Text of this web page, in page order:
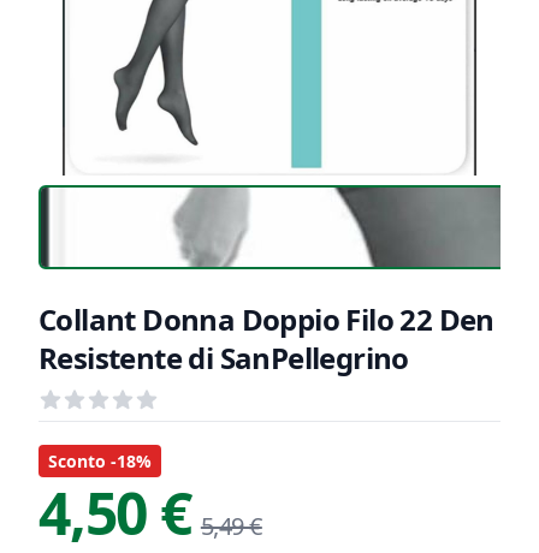
Collant Donna Doppio Filo 22 Den
Resistente di SanPellegrino
Recensioni
out of 5 stars
Informazioni Prodotto
Descrizione riassuntiva
Sconto -18%
4,50 € 5,49 €